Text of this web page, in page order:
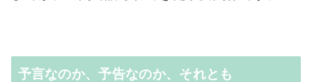
予言なのか、予告なのか、それとも